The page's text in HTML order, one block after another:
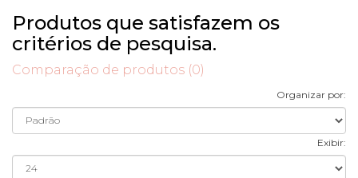
Produtos que satisfazem os
critérios de pesquisa.
Comparação de produtos (0)
Organizar por:
Exibir: